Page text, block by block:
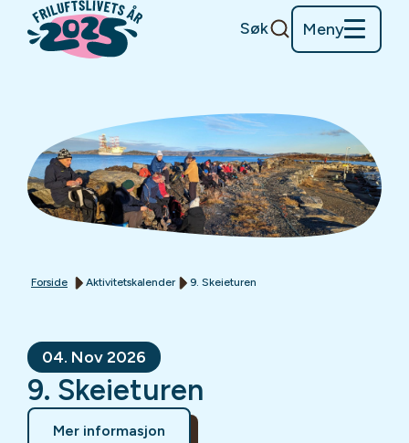
Søk Meny
Forside Aktivitetskalender 9. Skeieturen
04. Nov 2026
9. Skeieturen
Mer informasjon